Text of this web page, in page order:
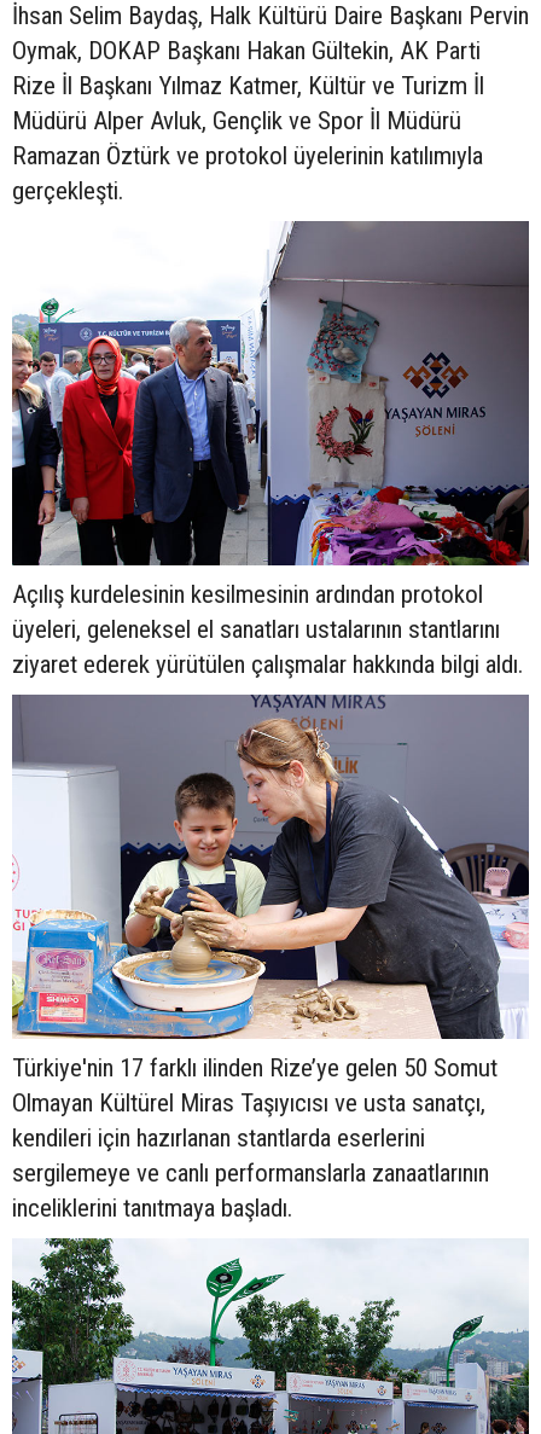
İhsan Selim Baydaş, Halk Kültürü Daire Başkanı Pervin
Oymak, DOKAP Başkanı Hakan Gültekin, AK Parti
Rize İl Başkanı Yılmaz Katmer, Kültür ve Turizm İl
Müdürü Alper Avluk, Gençlik ve Spor İl Müdürü
Ramazan Öztürk ve protokol üyelerinin katılımıyla
gerçekleşti.
Açılış kurdelesinin kesilmesinin ardından protokol
üyeleri, geleneksel el sanatları ustalarının stantlarını
ziyaret ederek yürütülen çalışmalar hakkında bilgi aldı.
Türkiye'nin 17 farklı ilinden Rize’ye gelen 50 Somut
Olmayan Kültürel Miras Taşıyıcısı ve usta sanatçı,
kendileri için hazırlanan stantlarda eserlerini
sergilemeye ve canlı performanslarla zanaatlarının
inceliklerini tanıtmaya başladı.